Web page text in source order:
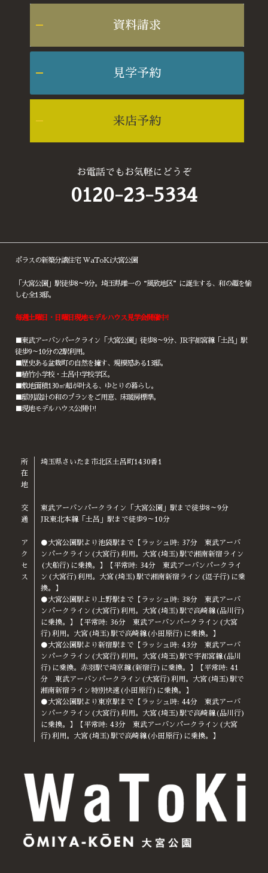
資料請求
見学予約
来店予約
お電話でもお気軽にどうぞ
0120-23-5334
ポラスの新築分譲住宅 WaToKi大宮公園
「大宮公園」駅徒歩8～9分。埼玉県唯一の“風致地区”に誕生する、和の趣を愉
しむ全13邸。
毎週土曜日・日曜日現地モデルハウス見学会開催中!
■東武アーバンパークライン「大宮公園」徒歩8～9分、JR宇都宮線「土呂」駅
徒歩9～10分の2駅利用。
■歴史ある盆栽町の自然を擁す、規模感ある13邸。
■植竹小学校・土呂中学校学区。
■敷地面積130㎡超が叶える、ゆとりの暮らし。
■邸別設計の和のプランをご用意、床暖房標準。
■現地モデルハウス公開中!
所
在
地
埼玉県さいたま市北区土呂町1430番1
交
通
東武アーバンパークライン「大宮公園」駅まで徒歩8～9分
JR東北本線「土呂」駅まで徒歩9～10分
ア
ク
セ
ス
●大宮公園駅より池袋駅まで【ラッシュ時: 37分 東武アーバ
ンパークライン(大宮行)利用。大宮(埼玉)駅で湘南新宿ライン
(大船行)に乗換。】【平常時: 34分 東武アーバンパークライ
ン(大宮行)利用。大宮(埼玉)駅で湘南新宿ライン(逗子行)に乗
換。】
●大宮公園駅より上野駅まで【ラッシュ時: 38分 東武アーバ
ンパークライン(大宮行)利用。大宮(埼玉)駅で高崎線(品川行)
に乗換。】【平常時: 36分 東武アーバンパークライン(大宮
行)利用。大宮(埼玉)駅で高崎線(小田原行)に乗換。】
●大宮公園駅より新宿駅まで【ラッシュ時: 43分 東武アーバ
ンパークライン(大宮行)利用。大宮(埼玉)駅で宇都宮線(品川
行)に乗換。赤羽駅で埼京線(新宿行)に乗換。】【平常時: 41
分 東武アーバンパークライン(大宮行)利用。大宮(埼玉)駅で
湘南新宿ライン特別快速(小田原行)に乗換。】
●大宮公園駅より東京駅まで【ラッシュ時: 44分 東武アーバ
ンパークライン(大宮行)利用。大宮(埼玉)駅で高崎線(品川行)
に乗換。】【平常時: 43分 東武アーバンパークライン(大宮
行)利用。大宮(埼玉)駅で高崎線(小田原行)に乗換。】